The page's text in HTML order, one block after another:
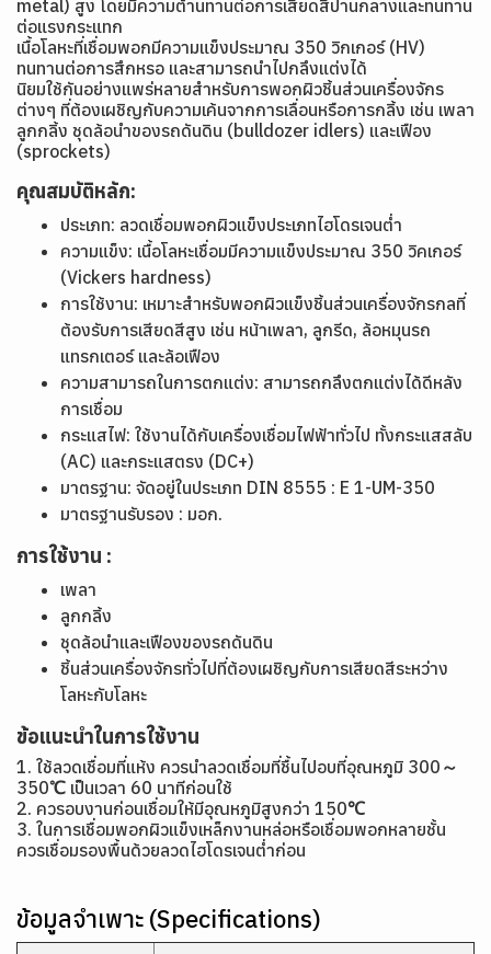
metal) สูง โดยมีความต้านทานต่อการเสียดสีปานกลางและทนทาน
ต่อแรงกระแทก
เนื้อโลหะที่เชื่อมพอกมีความแข็งประมาณ 350 วิกเกอร์ (HV)
ทนทานต่อการสึกหรอ และสามารถนำไปกลึงแต่งได้
นิยมใช้กันอย่างแพร่หลายสำหรับการพอกผิวชิ้นส่วนเครื่องจักร
ต่างๆ ที่ต้องเผชิญกับความเค้นจากการเลื่อนหรือการกลิ้ง เช่น เพลา
ลูกกลิ้ง ชุดล้อนำของรถดันดิน (bulldozer idlers) และเฟือง
(sprockets)
คุณสมบัติหลัก:
ประเภท: ลวดเชื่อมพอกผิวแข็งประเภทไฮโดรเจนต่ำ
ความแข็ง: เนื้อโลหะเชื่อมมีความแข็งประมาณ 350 วิคเกอร์
(Vickers hardness)
การใช้งาน: เหมาะสำหรับพอกผิวแข็งชิ้นส่วนเครื่องจักรกลที่
ต้องรับการเสียดสีสูง เช่น หน้าเพลา, ลูกรีด, ล้อหมุนรถ
แทรกเตอร์ และล้อเฟือง
ความสามารถในการตกแต่ง: สามารถกลึงตกแต่งได้ดีหลัง
การเชื่อม
กระแสไฟ: ใช้งานได้กับเครื่องเชื่อมไฟฟ้าทั่วไป ทั้งกระแสสลับ
(AC) และกระแสตรง (DC+)
มาตรฐาน: จัดอยู่ในประเภท DIN 8555 : E 1-UM-350
มาตรฐานรับรอง : มอก.
การใช้งาน :
เพลา
ลูกกลิ้ง
ชุดล้อนำและเฟืองของรถดันดิน
ชิ้นส่วนเครื่องจักรทั่วไปที่ต้องเผชิญกับการเสียดสีระหว่าง
โลหะกับโลหะ
ข้อแนะนำในการใช้งาน
1. ใช้ลวดเชื่อมที่แห้ง ควรนำลวดเชื่อมที่ชื้นไปอบที่อุณหภูมิ 300～
350℃ เป็นเวลา 60 นาทีก่อนใช้
2. ควรอบงานก่อนเชื่อมให้มีอุณหภูมิสูงกว่า 150℃
3. ในการเชื่อมพอกผิวแข็งเหล็กงานหล่อหรือเชื่อมพอกหลายชั้น
ควรเชื่อมรองพื้นด้วยลวดไฮโดรเจนต่ำก่อน
ข้อมูลจำเพาะ (Specifications)